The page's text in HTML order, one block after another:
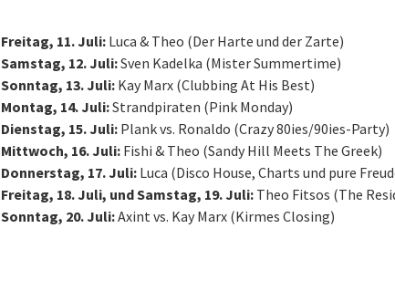
Freitag, 11. Juli: Luca & Theo (Der Harte und der Zarte)
Samstag, 12. Juli:Sven Kadelka (Mister Summertime)
Sonntag, 13. Juli: Kay Marx (Clubbing At His Best)
Montag, 14. Juli:Strandpiraten (Pink Monday)
Dienstag, 15. Juli: Plank vs. Ronaldo (Crazy 80ies/90ies-Party)
Mittwoch, 16. Juli: Fishi & Theo (Sandy Hill Meets The Greek)
Donnerstag, 17. Juli: Luca (Disco House, Charts und pure
Freitag, 18. Juli, und Samstag, 19. Juli: Theo Fitsos (The
Sonntag, 20. Juli:Axint vs. Kay Marx (Kirmes Closing)